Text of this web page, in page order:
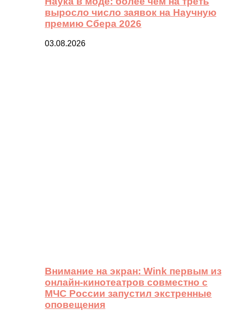
выросло число заявок на Научную
премию Сбера 2026
03.08.2026
Внимание на экран: Wink первым из
онлайн-кинотеатров совместно с
МЧС России запустил экстренные
оповещения